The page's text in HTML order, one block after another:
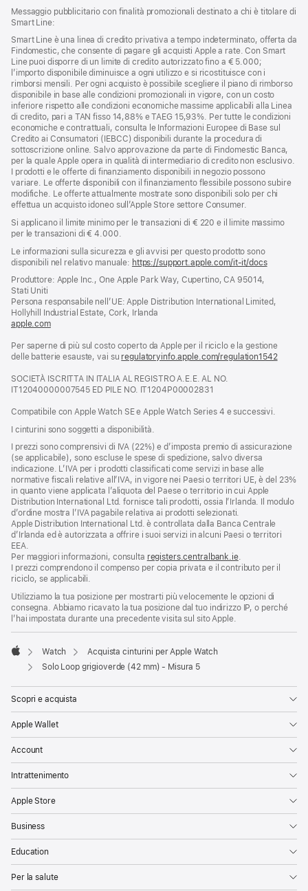
Messaggio pubblicitario con finalità promozionali destinato a chi è titolare di
Smart Line:
Smart Line è una linea di credito privativa a tempo indeterminato, offerta da
Findomestic, che consente di pagare gli acquisti Apple a rate. Con Smart
Line puoi disporre di un limite di credito autorizzato fino a € 5.000;
l’importo disponibile diminuisce a ogni utilizzo e si ricostituisce con i
rimborsi mensili. Per ogni acquisto è possibile scegliere il piano di rimborso
disponibile in base alle condizioni promozionali in vigore, con un costo
inferiore rispetto alle condizioni economiche massime applicabili alla Linea
di credito, pari a TAN fisso 14,88% e TAEG 15,93%. Per tutte le condizioni
economiche e contrattuali, consulta le Informazioni Europee di Base sul
Credito ai Consumatori (IEBCC) disponibili durante la procedura di
sottoscrizione online. Salvo approvazione da parte di Findomestic Banca,
per la quale Apple opera in qualità di intermediario di credito non esclusivo.
I prodotti e le offerte di finanziamento disponibili in negozio possono
variare. Le offerte disponibili con il finanziamento flessibile possono subire
modifiche. Le offerte attualmente mostrate sono disponibili solo per chi
effettua un acquisto idoneo sull’Apple Store settore Consumer.
Si applicano il limite minimo per le transazioni di € 220 e il limite massimo
per le transazioni di € 4.000.
Le informazioni sulla sicurezza e gli avvisi per questo prodotto sono
disponibili nel relativo manuale: https://support.apple.com/it-it/docs(si
finestra)
Produttore: Apple Inc., One Apple Park Way, Cupertino, CA 95014,
Stati Uniti
Persona responsabile nell’UE: Apple Distribution International Limited,
Hollyhill Industrial Estate, Cork, Irlanda
apple.com(si
una
nuova
Per saperne di più sul costo coperto da Apple per il riciclo e la gestione
delle batterie esauste, vai su regulatoryinfo.apple.com/regulation1542(si
SOCIETÀ ISCRITTA IN ITALIA AL REGISTRO A.E.E. AL NO.
IT12040000007545 ED PILE NO. IT1204P00002831
Compatibile con Apple Watch SE e Apple Watch Series 4 e successivi.
I cinturini sono soggetti a disponibilità.
I prezzi sono comprensivi di IVA (22%) e d’imposta premio di assicurazione
(se applicabile), sono escluse le spese di spedizione, salvo diversa
indicazione. L’IVA per i prodotti classificati come servizi in base alle
normative fiscali relative all’IVA, in vigore nei Paesi o territori UE, è del 23%
in quanto viene applicata l’aliquota del Paese o territorio in cui Apple
Distribution International Ltd. fornisce tali prodotti, ossia l’Irlanda. Il modulo
d’ordine mostra l’IVA pagabile relativa ai prodotti selezionati.
Apple Distribution International Ltd. è controllata dalla Banca Centrale
d’Irlanda ed è autorizzata a offrire i suoi servizi in alcuni Paesi o territori
EEA.
Per maggiori informazioni, consulta registers.centralbank.ie.
I prezzi comprendono il compenso per copia privata e il contributo per il
riciclo, se applicabili.
Utilizziamo la tua posizione per mostrarti più velocemente le opzioni di
consegna. Abbiamo ricavato la tua posizione dal tuo indirizzo IP, o perché
l’hai impostata durante una precedente visita sul sito Apple.
Apple
Watch
Acquista cinturini per Apple Watch
Solo Loop grigioverde (42 mm) - Misura 5
Scopri e acquista
Apple Wallet
Account
Intrattenimento
Apple Store
Business
Education
Per la salute